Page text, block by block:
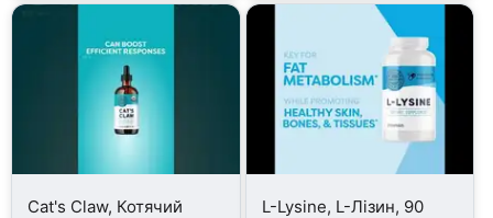
Cat's Claw, Котячий
L-Lysine, L-Лізин, 90